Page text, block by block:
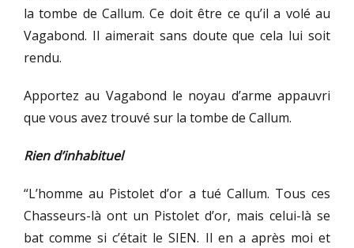
la tombe de Callum. Ce doit être ce qu’il a volé au
Vagabond. Il aimerait sans doute que cela lui soit
rendu.
Apportez au Vagabond le noyau d’arme appauvri
que vous avez trouvé sur la tombe de Callum.
Rien d’inhabituel
“L’homme au Pistolet d’or a tué Callum. Tous ces
Chasseurs-là ont un Pistolet d’or, mais celui-là se
bat comme si c’était le SIEN. Il en a après moi et